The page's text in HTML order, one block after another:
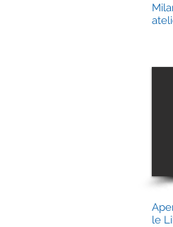
le